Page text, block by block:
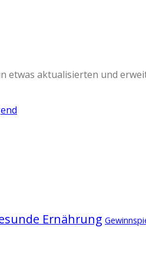
etwas aktualisierten und
Ernährung